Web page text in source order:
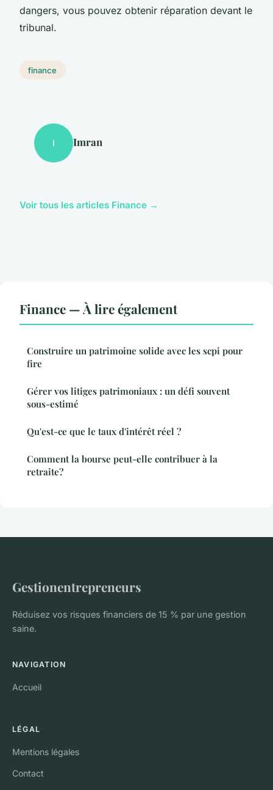
dangers, vous pouvez obtenir réparation devant le
tribunal.
finance
I Imran
Voir tous les articles Finance →
Finance — À lire également
Construire un patrimoine solide avec les scpi pour
fire
Gérer vos litiges patrimoniaux : un défi souvent
sous-estimé
Qu'est-ce que le taux d'intérêt réel ?
Comment la bourse peut-elle contribuer à la
retraite?
Gestionentrepreneurs
Réduisez vos risques financiers de 15 % par une gestion
saine.
NAVIGATION
Accueil
LÉGAL
Mentions légales
Contact